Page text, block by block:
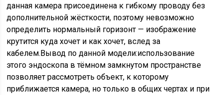
данная камера присоединена к гибкому проводу без
дополнительной жёсткости, поэтому невозможно
определить нормальный горизонт — изображение
крутится куда хочет и как хочет, вслед за
кабелем.Вывод по данной модели:использование
этого эндоскопа в тёмном замкнутом пространстве
позволяет рассмотреть объект, к которому
приближается камера, но только в общих чертах и при